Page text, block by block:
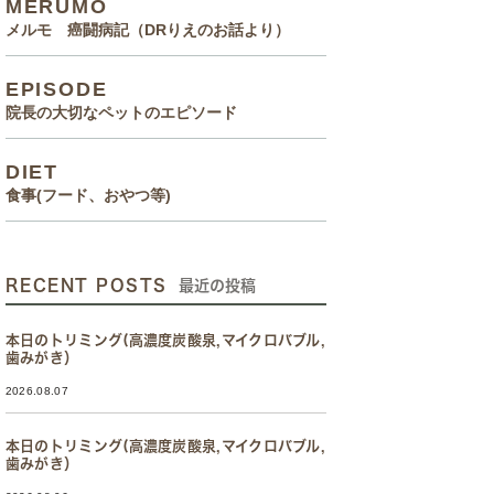
MERUMO
メルモ 癌闘病記（DRりえのお話より）
EPISODE
院長の大切なペットのエピソード
DIET
食事(フード、おやつ等)
RECENT POSTS 最近の投稿
本日のトリミング(高濃度炭酸泉,マイクロバブル,
歯みがき）
2026.08.07
本日のトリミング(高濃度炭酸泉,マイクロバブル,
歯みがき）